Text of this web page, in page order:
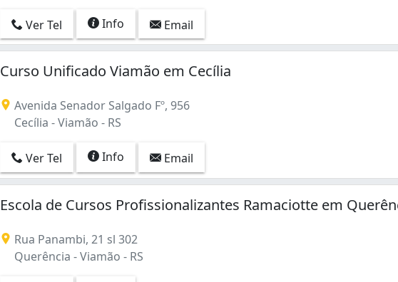
Ver Tel Info Email
Curso Unificado Viamão em Cecília
Avenida Senador Salgado Fº, 956
Cecília - Viamão - RS
Ver Tel Info Email
Escola de Cursos Profissionalizantes Ramaciotte em
Rua Panambi, 21 sl 302
Querência - Viamão - RS